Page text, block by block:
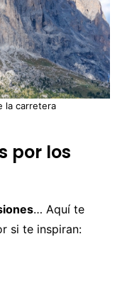
la carretera
por los
… Aquí te
si te inspiran: